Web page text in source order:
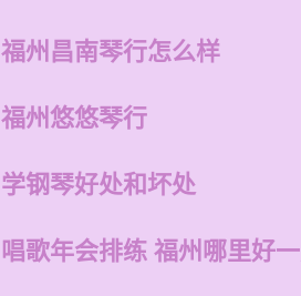
福州昌南琴行怎么样
福州悠悠琴行
学钢琴好处和坏处
唱歌年会排练 福州哪里好